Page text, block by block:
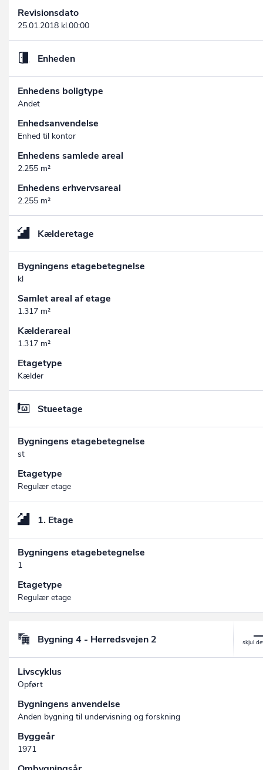
Revisionsdato
25.01.2018 kl.00:00
Enheden
Enhedens boligtype
Andet
Enhedsanvendelse
Enhed til kontor
Enhedens samlede areal
2.255 m²
Enhedens erhvervsareal
2.255 m²
Kælderetage
Bygningens etagebetegnelse
kl
Samlet areal af etage
1.317 m²
Kælderareal
1.317 m²
Etagetype
Kælder
Stueetage
Bygningens etagebetegnelse
st
Etagetype
Regulær etage
1. Etage
Bygningens etagebetegnelse
1
Etagetype
Regulær etage
Bygning 4 - Herredsvejen 2
Livscyklus
Opført
Bygningens anvendelse
Anden bygning til undervisning og forskning
Byggeår
1971